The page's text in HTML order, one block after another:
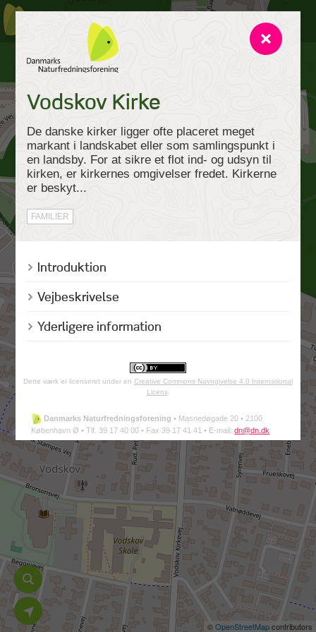
©OpenStreetMapcontributors
Vodskov Kirke
De danske kirker ligger ofte placeret meget
markant i landskabet eller som samlingspunkt i
en landsby. For at sikre et flot ind- og udsyn til
kirken, er kirkernes omgivelser fredet. Kirkerne
er beskyt...
FAMILIER
Introduktion
Vejbeskrivelse
Yderligere information
Dette værk er licenseret under en Creative Commons Navngivelse 4.0 International
Licens.
Danmarks Naturfredningsforening • Masnedøgade 20 • 2100
København Ø • Tlf. 39 17 40 00 • Fax 39 17 41 41 • E-mail:dn@dn.dk